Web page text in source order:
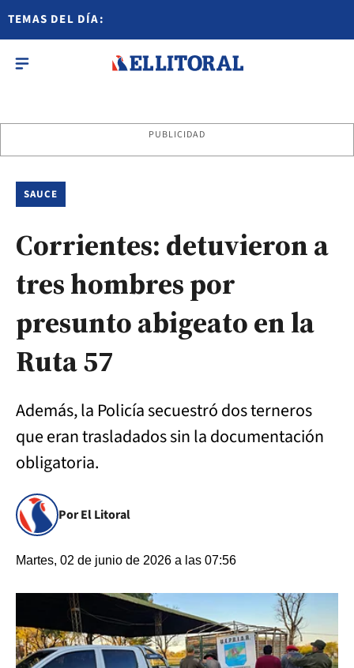
TEMAS DEL DÍA:
PUBLICIDAD
SAUCE
Corrientes: detuvieron a
tres hombres por
presunto abigeato en la
Ruta 57
Además, la Policía secuestró dos terneros
que eran trasladados sin la documentación
obligatoria.
Por El Litoral
Martes, 02 de junio de 2026 a las 07:56